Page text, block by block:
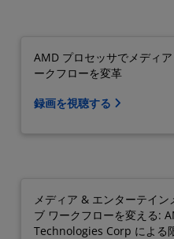
AMD プロセッサでメディ
ークフローを変革
録画を視聴する
メディア & エンターテイ
ブ ワークフローを変える:
Technologies Corp による